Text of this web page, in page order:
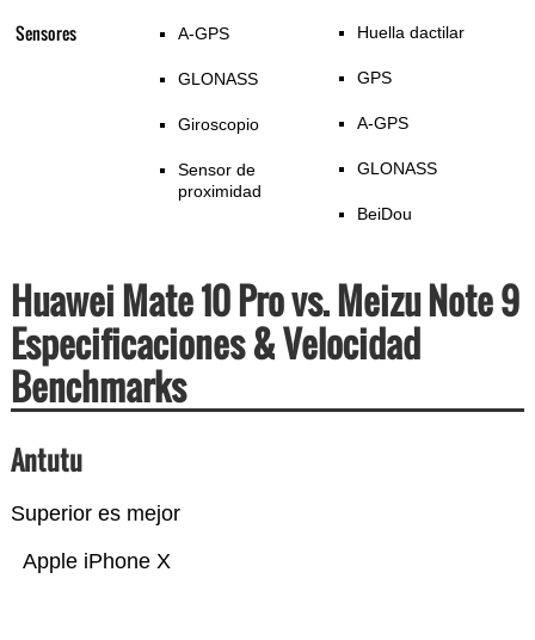
Sensores A-GPS
GLONASS
Giroscopio
Sensor de
proximidad
Huella dactilar
GPS
A-GPS
GLONASS
BeiDou
Huawei Mate 10 Pro vs. Meizu Note 9
Especificaciones & Velocidad
Benchmarks
Antutu
Superior es mejor
Apple iPhone X